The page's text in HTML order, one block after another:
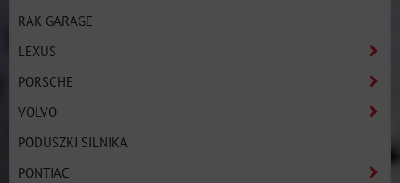
RAK GARAGE
LEXUS
PORSCHE
VOLVO
PODUSZKI SILNIKA
PONTIAC